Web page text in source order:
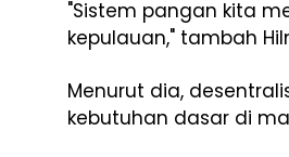
"Sistem pangan kita
kepulauan," tambah
Menurut dia,
kebutuhan dasar di